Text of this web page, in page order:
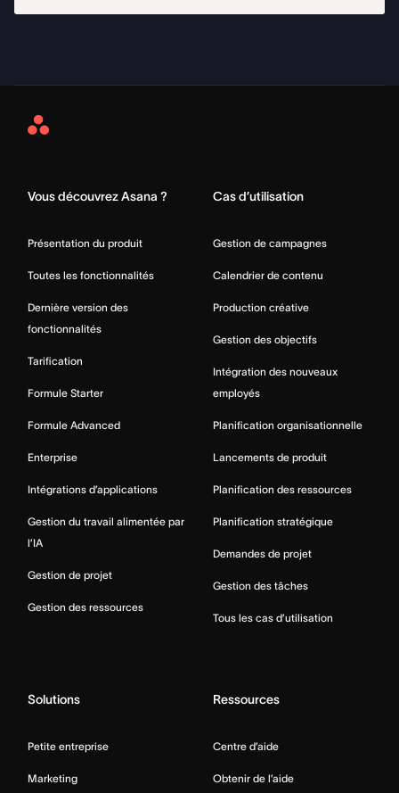
Asana
Vous découvrez Asana ?
Présentation du produit
Toutes les fonctionnalités
Dernière version des
fonctionnalités
Tarification
Formule Starter
Formule Advanced
Enterprise
Intégrations d’applications
Gestion du travail alimentée par
l’IA
Gestion de projet
Gestion des ressources
Cas d’utilisation
Gestion de campagnes
Calendrier de contenu
Production créative
Gestion des objectifs
Intégration des nouveaux
employés
Planification organisationnelle
Lancements de produit
Planification des ressources
Planification stratégique
Demandes de projet
Gestion des tâches
Tous les cas d’utilisation
Solutions
Petite entreprise
Marketing
Ressources
Centre d’aide
Obtenir de l’aide